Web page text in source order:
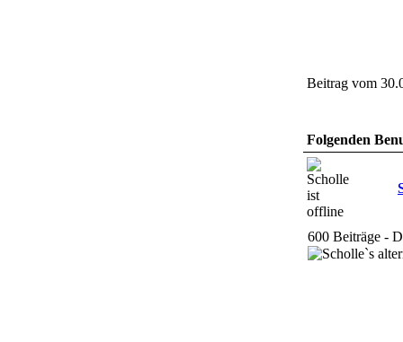
Beitrag vom
Folgenden
600 Beiträge -